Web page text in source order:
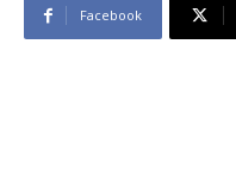
Facebook